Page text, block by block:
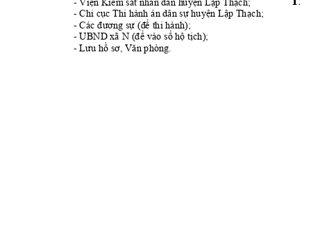
- Chi cục Thi hành án dân sự huyện Lập Thạch;
- Các đương sự (để thi hành);
- UBND xã N (để vào sổ hộ tịch);
- Lưu hồ sơ, Văn phòng.